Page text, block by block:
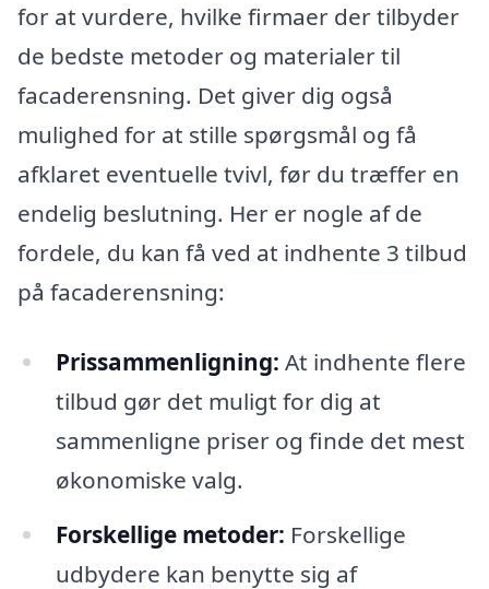
for at vurdere, hvilke firmaer der tilbyder
de bedste metoder og materialer til
facaderensning. Det giver dig også
mulighed for at stille spørgsmål og få
afklaret eventuelle tvivl, før du træffer en
endelig beslutning. Her er nogle af de
fordele, du kan få ved at indhente 3 tilbud
på facaderensning:
Prissammenligning: At indhente flere
tilbud gør det muligt for dig at
sammenligne priser og finde det mest
økonomiske valg.
Forskellige metoder: Forskellige
udbydere kan benytte sig af